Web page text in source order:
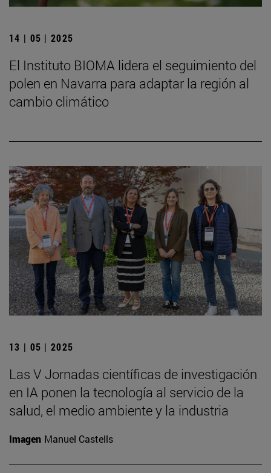
14 | 05 | 2025
El Instituto BIOMA lidera el seguimiento del
polen en Navarra para adaptar la región al
cambio climático
13 | 05 | 2025
Las V Jornadas científicas de investigación
en IA ponen la tecnología al servicio de la
salud, el medio ambiente y la industria
Imagen Manuel Castells